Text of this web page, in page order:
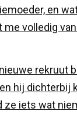
en
me volledig
rekruut
hij dichterbij
ze iets wat